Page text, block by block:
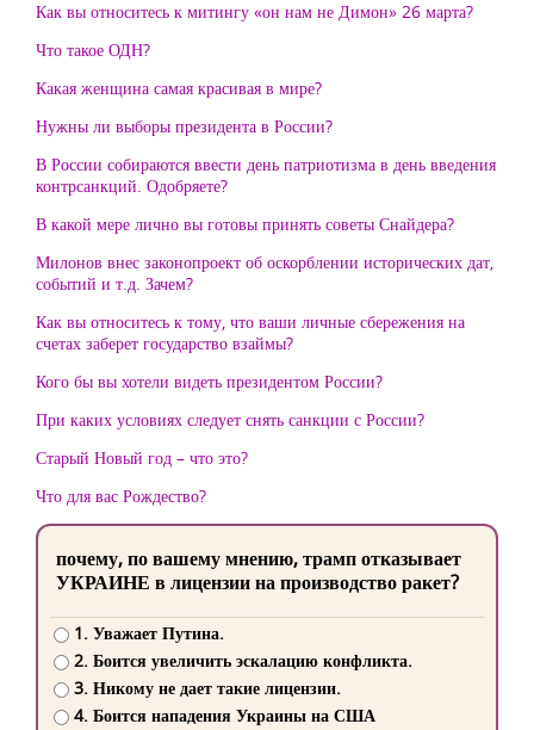
Как вы относитесь к митингу «он нам не Димон» 26 марта?
Что такое ОДН?
Какая женщина самая красивая в мире?
Нужны ли выборы президента в России?
В России собираются ввести день патриотизма в день введения
контрсанкций. Одобряете?
В какой мере лично вы готовы принять советы Снайдера?
Милонов внес законопроект об оскорблении исторических дат,
событий и т.д. Зачем?
Как вы относитесь к тому, что ваши личные сбережения на
счетах заберет государство взаймы?
Кого бы вы хотели видеть президентом России?
При каких условиях следует снять санкции с России?
Старый Новый год – что это?
Что для вас Рождество?
почему, по вашему мнению, трамп отказывает
УКРАИНЕ в лицензии на производство ракет?
1. Уважает Путина.
2. Боится увеличить эскалацию конфликта.
3. Никому не дает такие лицензии.
4. Боится нападения Украины на США